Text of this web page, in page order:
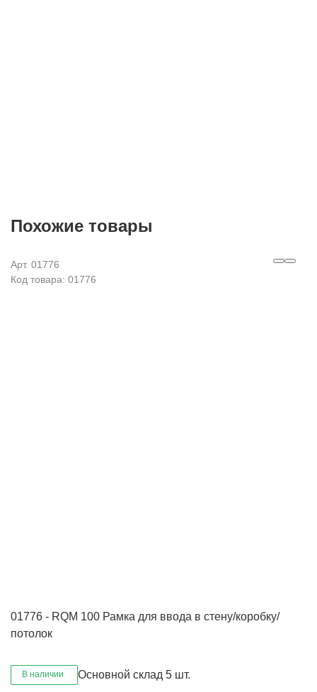
Похожие товары
Арт. 01776
Код товара: 01776
01776 - RQM 100 Рамка для ввода в стену/коробку/
потолок
В наличии Основной склад 5 шт.